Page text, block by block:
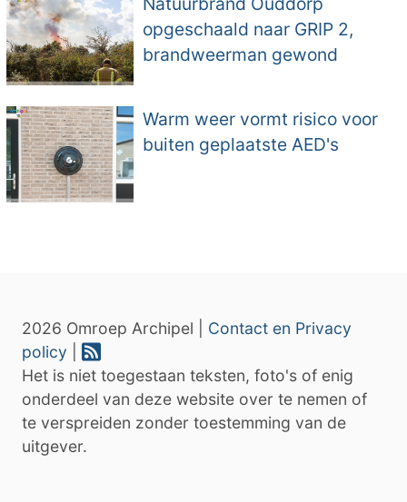
opgeschaald naar GRIP 2,
brandweerman gewond
Warm weer vormt risico voor
buiten geplaatste AED's
2026 Omroep Archipel | Contact en Privacy
policy
Het is niet toegestaan teksten, foto's of enig
onderdeel van deze website over te nemen of
te verspreiden zonder toestemming van de
uitgever.